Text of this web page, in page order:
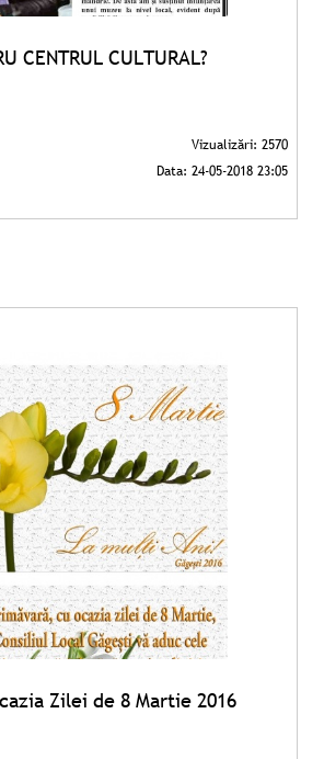
CENTRUL CULTURAL?
Zilei de 8 Martie 2016